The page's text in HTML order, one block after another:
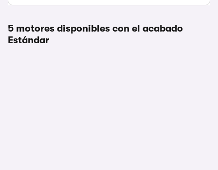
5 motores disponibles con el acabado
Estándar